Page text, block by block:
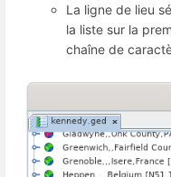
La ligne de lieu
la liste sur la
chaîne de